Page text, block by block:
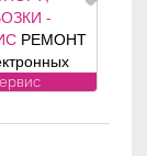
-
РЕМОНТ
ЭБУ,